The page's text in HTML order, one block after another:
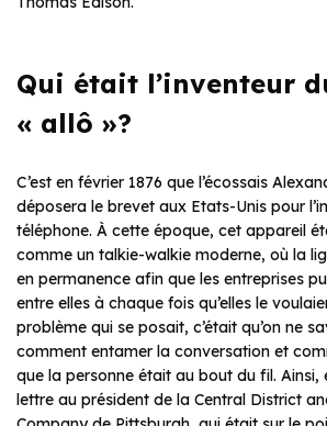
Qui était l’inventeur
« allô »?
C’est en février 1876 que l’écossais
déposera le brevet aux Etats-Unis pour
téléphone. À cette époque, cet appareil
comme un talkie-walkie moderne, où la
en permanence afin que les entreprises
entre elles à chaque fois qu’elles le
problème qui se posait, c’était qu’on ne
comment entamer la conversation et
que la personne était au bout du fil. Ainsi,
lettre au président de la Central District